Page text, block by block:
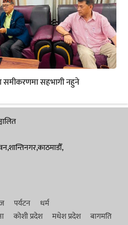
समीकरणमा सहभागी नहुने
पर्यटन
धर्म
कोशी प्रदेश मधेश प्रदेश
बागमति